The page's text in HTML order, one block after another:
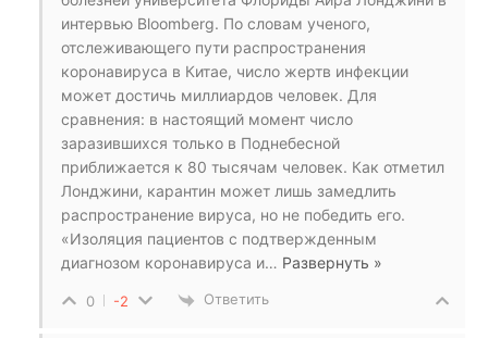
интервью Bloomberg. По словам ученого,
отслеживающего пути распространения
коронавируса в Китае, число жертв инфекции
может достичь миллиардов человек. Для
сравнения: в настоящий момент число
заразившихся только в Поднебесной
приближается к 80 тысячам человек. Как отметил
Лонджини, карантин может лишь замедлить
распространение вируса, но не победить его.
«Изоляция пациентов с подтвержденным
диагнозом коронавируса и… Развернуть »
0 -2 Ответить